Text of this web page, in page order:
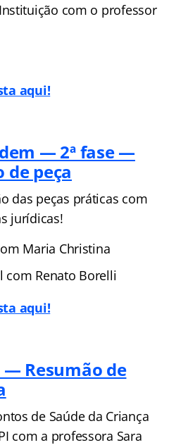
com o professor
aqui!
— 2ª fase —
de peça
das peças práticas com
jurídicas!
Maria Christina
com Renato Borelli
aqui!
— Resumão de
de Saúde da Criança
com a professora Sara